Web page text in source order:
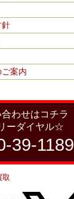
針
案内
わせはコチラ
ーダイヤル☆
39-1189